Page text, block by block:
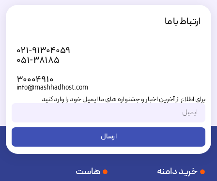
ارتباط با ما
۰۲۱-۹۱۳۰۴۰۵۹
۰۵۱-۳۸۱۸۵
۳۰۰۰۴۹۱۰
info@mashhadhost.com
برای اطلاع از آخرین اخبار و جشنواره های ما ایمیل خود را وارد کنید
ارسال
خرید دامنه هاست